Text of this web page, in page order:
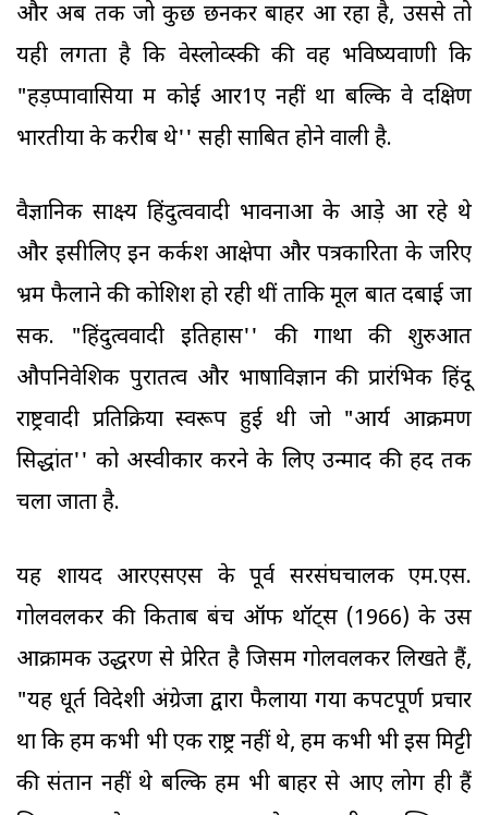
और अब तक जो कुछ छनकर बाहर आ रहा है, उससे तो
यही लगता है कि वेस्लोव्स्की की वह भविष्यवाणी कि
"हड़प्पावासियों में कोई आर1ए नहीं था बल्कि वे दक्षिण
भारतीयों के करीब थे'' सही साबित होने वाली है.
वैज्ञानिक साक्ष्य हिंदुत्ववादी भावनाओं के आड़े आ रहे थे
और इसीलिए इन कर्कश आक्षेपों और पत्रकारिता के जरिए
भ्रम फैलाने की कोशिशें हो रही थीं ताकि मूल बातें दबाई जा
सकें. "हिंदुत्ववादी इतिहास'' की गाथा की शुरुआत
औपनिवेशिक पुरातत्व और भाषाविज्ञान की प्रारंभिक हिंदू
राष्ट्रवादी प्रतिक्रिया स्वरूप हुई थी जो "आर्य आक्रमण
सिद्धांत'' को अस्वीकार करने के लिए उन्माद की हद तक
चला जाता है.
यह शायद आरएसएस के पूर्व सरसंघचालक एम.एस.
गोलवलकर की किताब बंच ऑफ थॉट्स (1966) के उस
आक्रामक उद्धरण से प्रेरित है जिसमें गोलवलकर लिखते हैं,
"यह धूर्त विदेशी अंग्रेजों द्वारा फैलाया गया कपटपूर्ण प्रचार
था कि हम कभी भी एक राष्ट्र नहीं थे, हम कभी भी इस मिट्टी
की संतान नहीं थे बल्कि हम भी बाहर से आए लोग ही हैं